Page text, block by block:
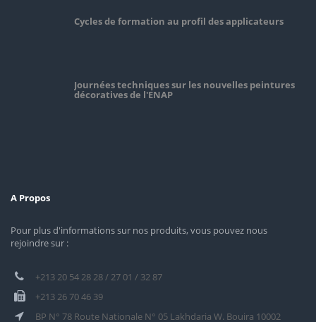
Cycles de formation au profil des applicateurs
Journées techniques sur les nouvelles peintures
décoratives de l'ENAP
A Propos
Pour plus d'informations sur nos produits, vous pouvez nous
rejoindre sur :
+213 20 54 28 28 / 27 01 / 32 87
+213 26 70 46 39
BP N° 78 Route Nationale N° 05 Lakhdaria W. Bouira 10002